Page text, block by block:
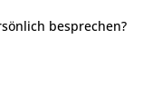
besprechen?